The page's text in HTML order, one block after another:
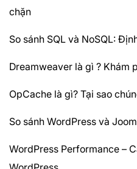
chặn
So sánh SQL và NoSQL:
Dreamweaver là gì ? Khám
OpCache là gì? Tại sao
So sánh WordPress và
WordPress Performance –